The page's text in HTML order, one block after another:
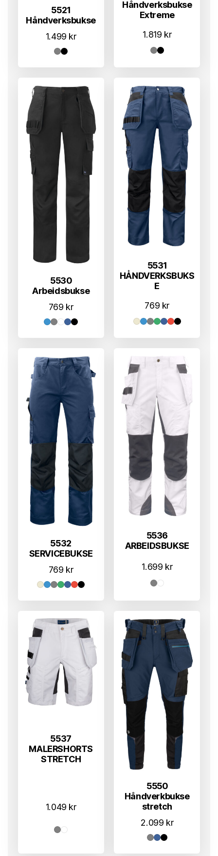
5521
Håndverksbukse
1.499 kr
Håndverksbukse
Extreme
1.819 kr
5530
Arbeidsbukse
769 kr
5531
HÅNDVERKSBUKS
E
769 kr
5532
SERVICEBUKSE
769 kr
5536
ARBEIDSBUKSE
1.699 kr
5537
MALERSHORTS
STRETCH
1.049 kr
5550
Håndverkbukse
stretch
2.099 kr